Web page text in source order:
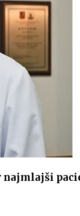
najmlajši